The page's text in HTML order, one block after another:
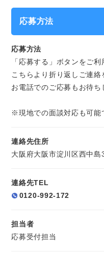
応募方法
応募方法
「応募する」ボタンをご利
こちらより折り返しご連絡
お電話でのご応募もお待ち
※現地での面談対応も可能
連絡先住所
大阪府大阪市淀川区西中
連絡先TEL
0120-992-172
担当者
応募受付担当